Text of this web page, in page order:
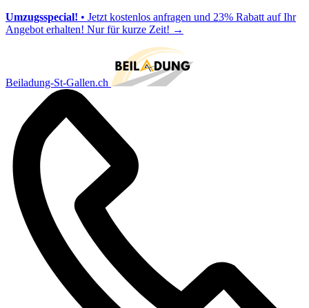
Umzugsspecial! • Jetzt kostenlos anfragen und 23% Rabatt auf Ihr
Angebot erhalten! Nur für kurze Zeit! →
Beiladung-St-Gallen.ch